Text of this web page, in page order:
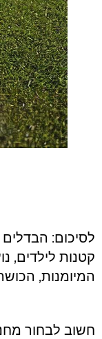
לסיכום: הבדלים
קטנות לילדים,
המיומנות,
חשוב לבחור